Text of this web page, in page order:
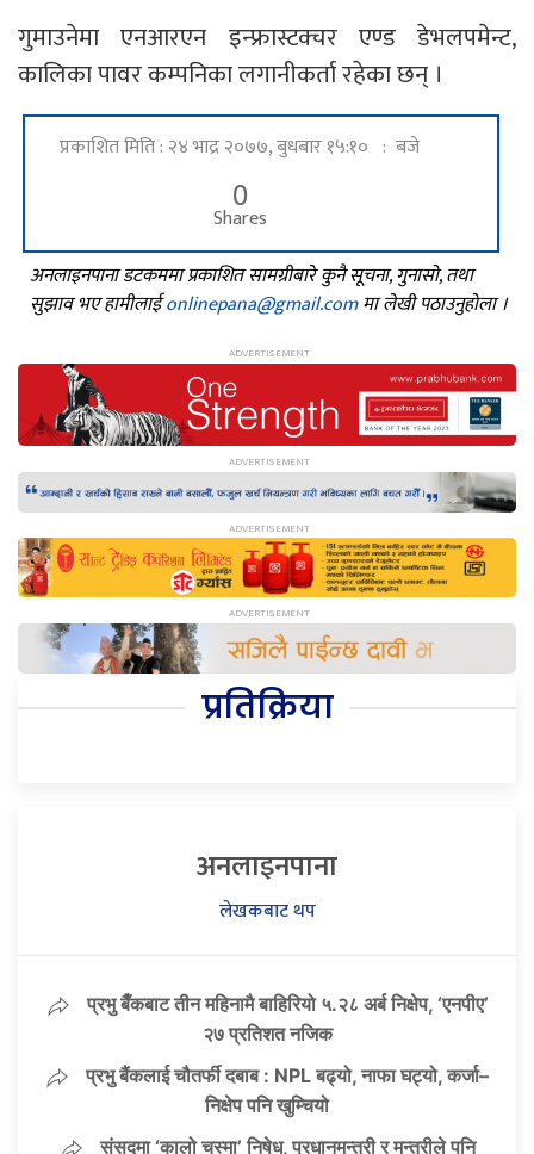
गुमाउनेमा एनआरएन इन्फ्रास्टक्चर एण्ड डेभलपमेन्ट,
कालिका पावर कम्पनिका लगानीकर्ता रहेका छन् ।
प्रकाशित मिति : २४ भाद्र २०७७, बुधबार १५:१० : बजे
0
Shares
अनलाइनपाना डटकममा प्रकाशित सामग्रीबारे कुनै सूचना, गुनासो, तथा
सुझाव भए हामीलाईonlinepana@gmail.comमा लेखी पठाउनुहोला ।
प्रतिक्रिया
अनलाइनपाना
लेखकबाट थप
प्रभु बैँकबाट तीन महिनामै बाहिरियो ५.२८ अर्ब निक्षेप, ‘एनपीए’
२७ प्रतिशत नजिक
प्रभु बैंकलाई चौतर्फी दबाब : NPL बढ्यो, नाफा घट्यो, कर्जा–
निक्षेप पनि खुम्चियो
संसद्मा ‘कालो चस्मा’ निषेध, प्रधानमन्त्री र मन्त्रीले पनि